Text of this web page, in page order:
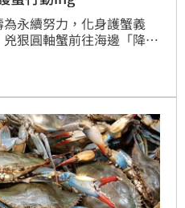
永續努力，化身護蟹義
狠圓軸蟹前往海邊「降海